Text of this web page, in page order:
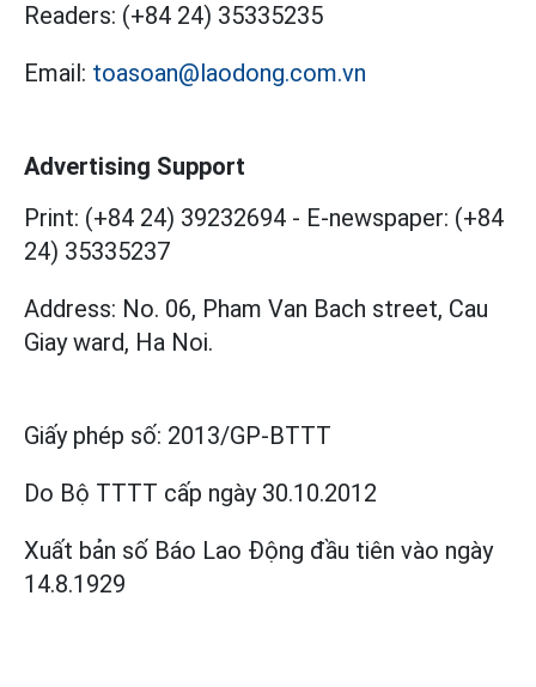
Readers: (+84 24) 35335235
Email: toasoan@laodong.com.vn
Advertising Support
Print: (+84 24) 39232694 - E-newspaper: (+84
24) 35335237
Address: No. 06, Pham Van Bach street, Cau
Giay ward, Ha Noi.
Giấy phép số: 2013/GP-BTTT
Do Bộ TTTT cấp ngày 30.10.2012
Xuất bản số Báo Lao Động đầu tiên vào ngày
14.8.1929